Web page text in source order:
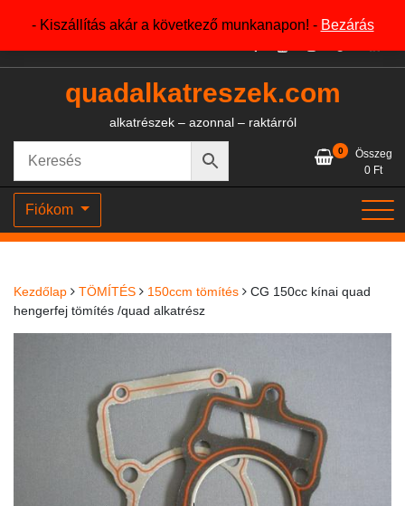
- Kiszállítás akár a következő munkanapon! - Bezárás
+36204327386
quadalkatreszek.com
alkatrészek – azonnal – raktárról
0
Összeg
0 Ft
Fiókom
Kezdőlap TÖMÍTÉS 150ccm tömítés
CG 150cc kínai quad
hengerfej tömítés /quad alkatrész